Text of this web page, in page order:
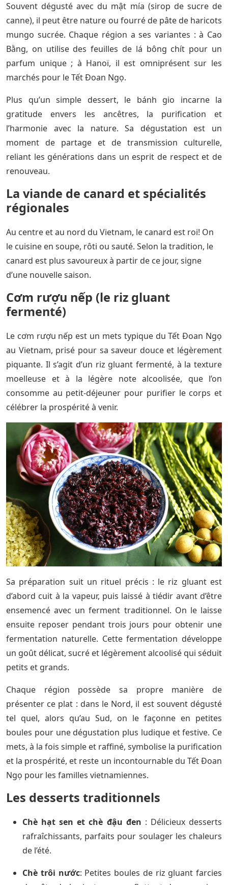
Souvent dégusté avec du mật mía (sirop de sucre de
canne), il peut être nature ou fourré de pâte de haricots
mungo sucrée. Chaque région a ses variantes : à Cao
Bằng, on utilise des feuilles de lá bông chít pour un
parfum unique ; à Hanoï, il est omniprésent sur les
marchés pour le Tết Đoan Ngọ.
Plus qu’un simple dessert, le bánh gio incarne la
gratitude envers les ancêtres, la purification et
l’harmonie avec la nature. Sa dégustation est un
moment de partage et de transmission culturelle,
reliant les générations dans un esprit de respect et de
renouveau.
La viande de canard et spécialités
régionales
Au centre et au nord du Vietnam, le canard est roi! On
le cuisine en soupe, rôti ou sauté. Selon la tradition, le
canard est plus savoureux à partir de ce jour, signe
d’une nouvelle saison.
Cơm rượu nếp (le riz gluant
fermenté)
Le cơm rượu nếp est un mets typique du Tết Đoan Ngọ
au Vietnam, prisé pour sa saveur douce et légèrement
piquante. Il s’agit d’un riz gluant fermenté, à la texture
moelleuse et à la légère note alcoolisée, que l’on
consomme au petit-déjeuner pour purifier le corps et
célébrer la prospérité à venir.
Sa préparation suit un rituel précis : le riz gluant est
d’abord cuit à la vapeur, puis laissé à tiédir avant d’être
ensemencé avec un ferment traditionnel. On le laisse
ensuite reposer pendant trois jours pour obtenir une
fermentation naturelle. Cette fermentation développe
un goût délicat, sucré et légèrement alcoolisé qui séduit
petits et grands.
Chaque région possède sa propre manière de
présenter ce plat : dans le Nord, il est souvent dégusté
tel quel, alors qu’au Sud, on le façonne en petites
boules pour une dégustation plus ludique et festive. Ce
mets, à la fois simple et raffiné, symbolise la purification
et la prospérité, et reste un incontournable du Tết Đoan
Ngọ pour les familles vietnamiennes.
Les desserts traditionnels
Chè hạt sen et chè đậu đen : Délicieux desserts
rafraîchissants, parfaits pour soulager les chaleurs
de l’été.
Chè trôi nước: Petites boules de riz gluant farcies